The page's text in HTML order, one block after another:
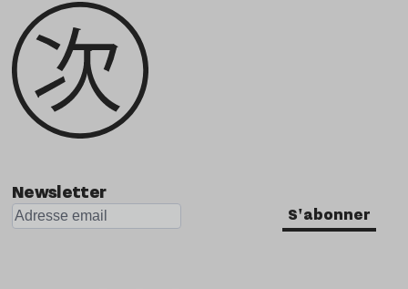
Newsletter
S'abonner